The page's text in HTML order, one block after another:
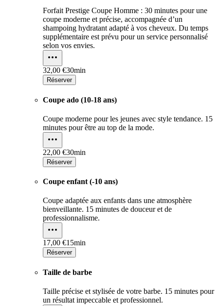
Forfait Prestige Coupe Homme : 30 minutes pour une
coupe moderne et précise, accompagnée d’un
shampoing hydratant adapté à vos cheveux. Du temps
supplémentaire est prévu pour un service personnalisé
selon vos envies.
32,00 €30min
Réserver
Coupe ado (10-18 ans)
Coupe moderne pour les jeunes avec style tendance. 15
minutes pour être au top de la mode.
22,00 €30min
Réserver
Coupe enfant (-10 ans)
Coupe adaptée aux enfants dans une atmosphère
bienveillante. 15 minutes de douceur et de
professionnalisme.
17,00 €15min
Réserver
Taille de barbe
Taille précise et stylisée de votre barbe. 15 minutes pour
un résultat impeccable et professionnel.